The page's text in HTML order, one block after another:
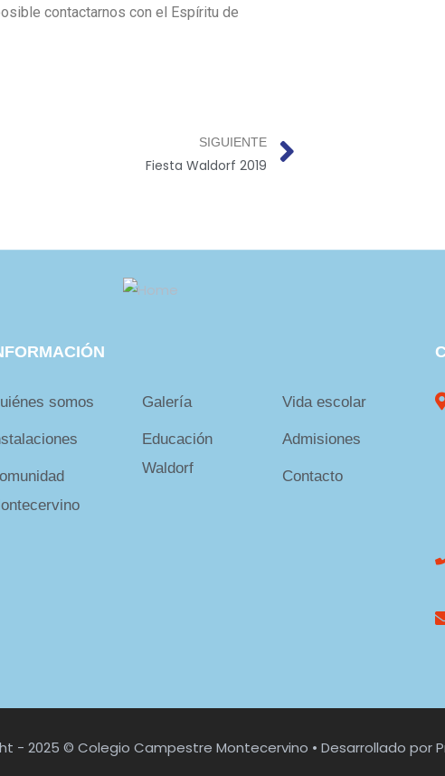
contactarnos con el Espíritu de
SIGUIENTE
Fiesta Waldorf 2019
somos Galería
Educación
Waldorf
Vida escolar
Admisiones
Contacto
- 2025 © Colegio Campestre Montecervino • Desarrollado por